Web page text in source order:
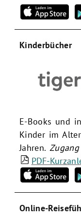
Kinderbücher
E-Books und
Kinder im
Jahren.
PDF-
Online-